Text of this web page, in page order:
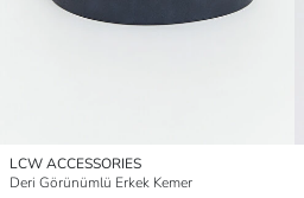
LCW ACCESSORIES
Deri Görünümlü Erkek Kemer